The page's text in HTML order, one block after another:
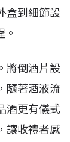
盒到細節設
將倒酒片設
隨著酒液流
酒更有儀式
讓收禮者感